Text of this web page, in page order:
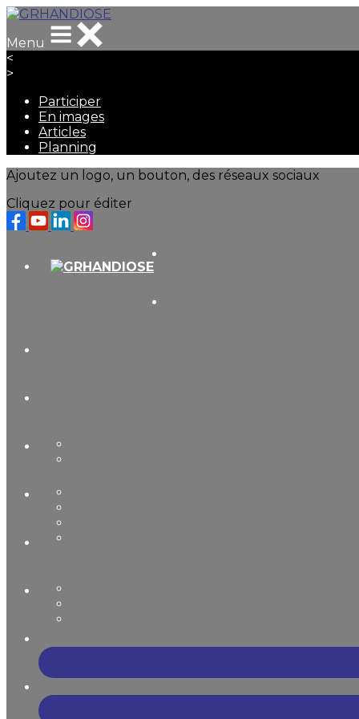
Menu
<
>
Participer
En images
Articles
Planning
Ajoutez un logo, un bouton, des réseaux sociaux
Cliquez pour éditer